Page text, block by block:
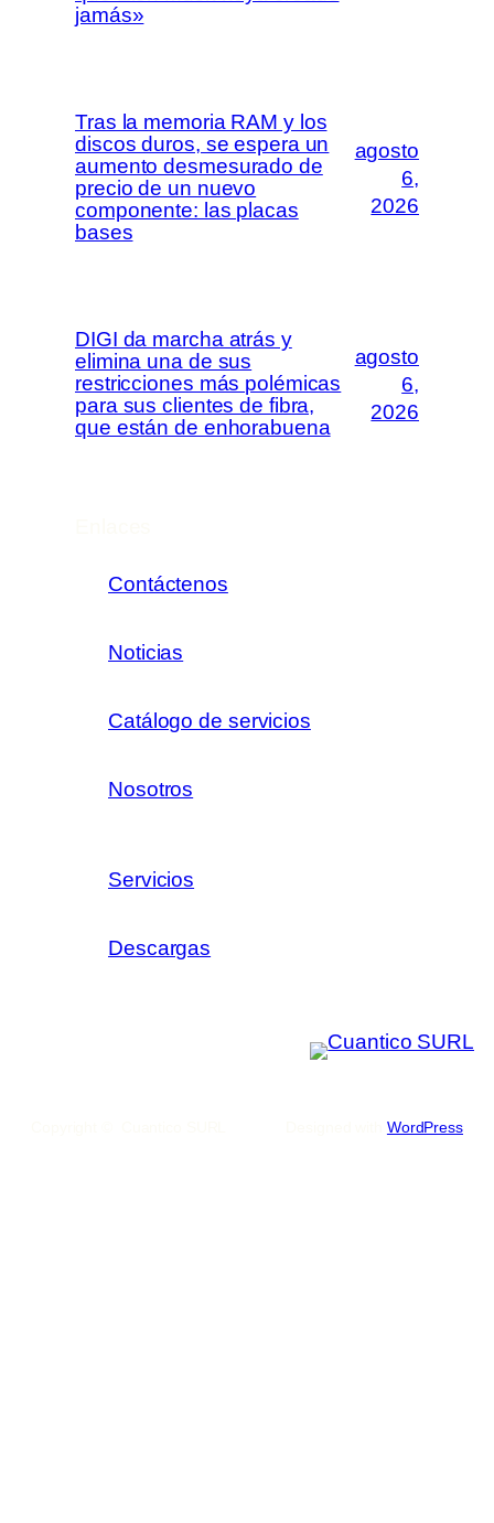
jamás»
Tras la memoria RAM y los
discos duros, se espera un
aumento desmesurado de
precio de un nuevo
componente: las placas
bases
agosto
6,
2026
DIGI da marcha atrás y
elimina una de sus
restricciones más polémicas
para sus clientes de fibra,
que están de enhorabuena
agosto
6,
2026
Contáctenos
Noticias
Catálogo de servicios
Nosotros
Servicios
Descargas
WordPress